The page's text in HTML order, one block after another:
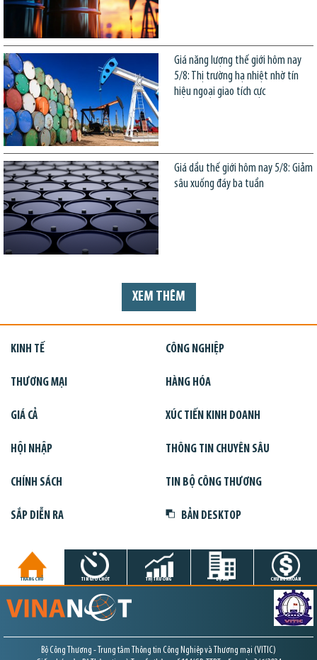
Giá năng lượng thế giới hôm nay
5/8: Thị trường hạ nhiệt nhờ tín
hiệu ngoại giao tích cực
Giá dầu thế giới hôm nay 5/8: Giảm
sâu xuống đáy ba tuần
XEM THÊM
KINH TẾ CÔNG NGHIỆP
THƯƠNG MẠI HÀNG HÓA
GIÁ CẢ XÚC TIẾN KINH DOANH
HỘI NHẬP THÔNG TIN CHUYÊN SÂU
CHÍNH SÁCH TIN BỘ CÔNG THƯƠNG
SẮP DIỄN RA BẢN DESKTOP
TRANG CHỦ TIN GIỜ CHÓT THỊ TRƯỜNG DỰ ÁN CHỨNG KHOÁN
Bộ Công Thương - Trung tâm Thông tin Công Nghiệp và Thương mại (VITIC)